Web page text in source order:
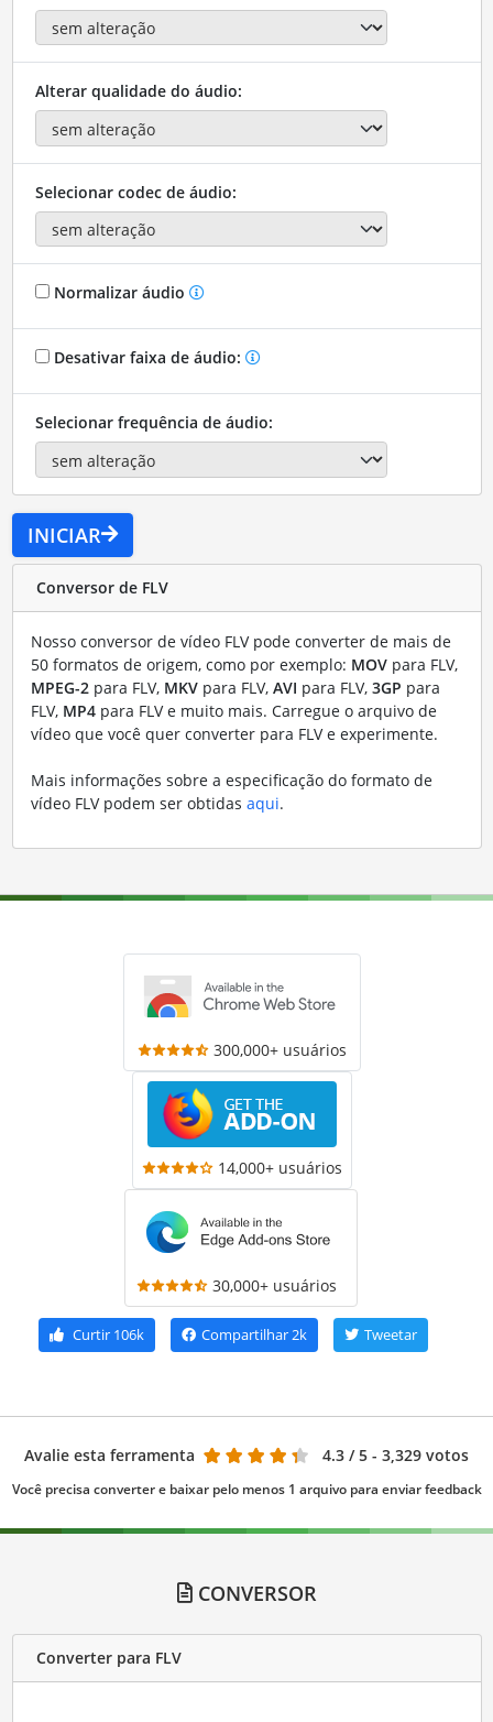
Alterar qualidade do áudio:
Selecionar codec de áudio:
Normalizar áudio
Desativar faixa de áudio:
Selecionar frequência de áudio:
INICIAR
Conversor de FLV
Nosso conversor de vídeo FLV pode converter de mais de
50 formatos de origem, como por exemplo: MOVpara FLV,
MPEG-2para FLV, MKVpara FLV, AVI para FLV, 3GP para
FLV, MP4para FLV e muito mais. Carregue o arquivo de
vídeo que você quer converter para FLV e experimente.
Mais informações sobre a especificação do formato de
vídeo FLV podem ser obtidas aqui.
300,000+ usuários
14,000+ usuários
30,000+ usuários
Curtir 106k Compartilhar2k Tweetar
Avalie esta ferramenta 4.3 / 5 - 3,329 votos
Você precisa converter e baixar pelo menos 1 arquivo para enviar feedback
CONVERSOR
Converter para FLV